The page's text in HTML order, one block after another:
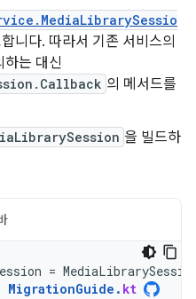
니다. 따라서 기존 서비스의
하는 대신
의 메서드를
을 빌드하
=
MigrationGuide . kt